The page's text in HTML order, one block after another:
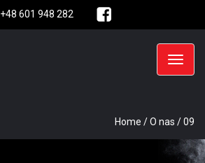
+48 601 948 282
Home /O nas /09